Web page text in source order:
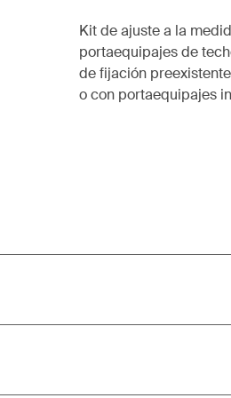
Kit de ajuste a la
portaequipajes de
de fijación
o con portaequipajes